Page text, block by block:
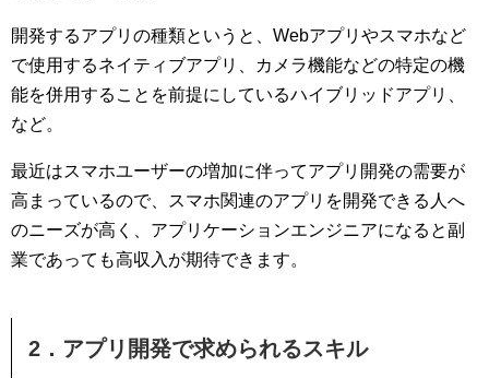
開発するアプリの種類というと、Webアプリやスマホなど
で使用するネイティブアプリ、カメラ機能などの特定の機
能を併用することを前提にしているハイブリッドアプリ、
など。
最近はスマホユーザーの増加に伴ってアプリ開発の需要が
高まっているので、スマホ関連のアプリを開発できる人へ
のニーズが高く、アプリケーションエンジニアになると副
業であっても高収入が期待できます。
2．アプリ開発で求められるスキル